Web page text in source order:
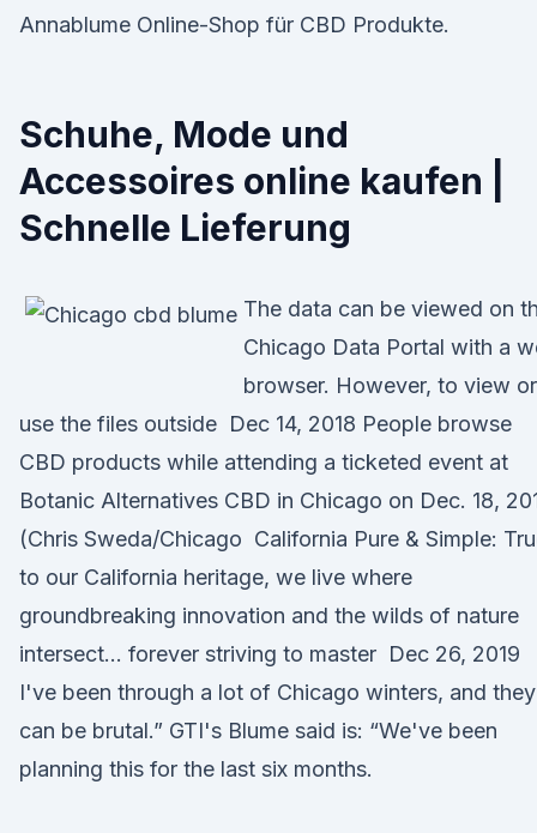
Annablume Online-Shop für CBD Produkte.
Schuhe, Mode und
Accessoires online kaufen |
Schnelle Lieferung
The data can be viewed on
Chicago Data Portal with a
browser. However, to view or
use the files outside Dec 14, 2018 People browse
CBD products while attending a ticketed event at
Botanic Alternatives CBD in Chicago on Dec. 18,
(Chris Sweda/Chicago California Pure & Simple:
to our California heritage, we live where
groundbreaking innovation and the wilds of nature
intersect… forever striving to master Dec 26, 2019
I've been through a lot of Chicago winters, and they
can be brutal.” GTI's Blume said is: “We've been
planning this for the last six months.